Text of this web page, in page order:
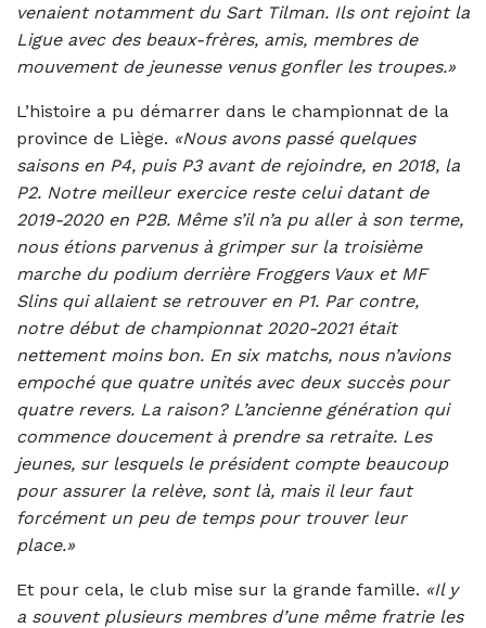
venaient notamment du Sart Tilman. Ils ont rejoint la
Ligue avec des beaux-frères, amis, membres de
mouvement de jeunesse venus gonfler les troupes.»
L’histoire a pu démarrer dans le championnat de la
province de Liège. «Nous avons passé quelques
saisons en P4, puis P3 avant de rejoindre, en 2018, la
P2. Notre meilleur exercice reste celui datant de
2019-2020 en P2B. Même s’il n’a pu aller à son terme,
nous étions parvenus à grimper sur la troisième
marche du podium derrière Froggers Vaux et MF
Slins qui allaient se retrouver en P1. Par contre,
notre début de championnat 2020-2021 était
nettement moins bon. En six matchs, nous n’avions
empoché que quatre unités avec deux succès pour
quatre revers. La raison? L’ancienne génération qui
commence doucement à prendre sa retraite. Les
jeunes, sur lesquels le président compte beaucoup
pour assurer la relève, sont là, mais il leur faut
forcément un peu de temps pour trouver leur
place.»
Et pour cela, le club mise sur la grande famille. «Il y
a souvent plusieurs membres d’une même fratrie les